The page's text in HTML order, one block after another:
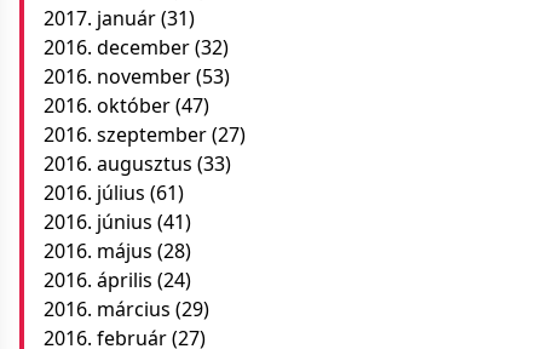
2017. január(31)
2016. december(32)
2016. november(53)
2016. október(47)
2016. szeptember(27)
2016. augusztus (33)
2016. július (61)
2016. június (41)
2016. május (28)
2016. április (24)
2016. március (29)
2016. február(27)